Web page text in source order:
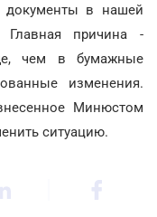
документы в нашей
причина -
чем в бумажные
изменения.
Минюстом
ситуацию.